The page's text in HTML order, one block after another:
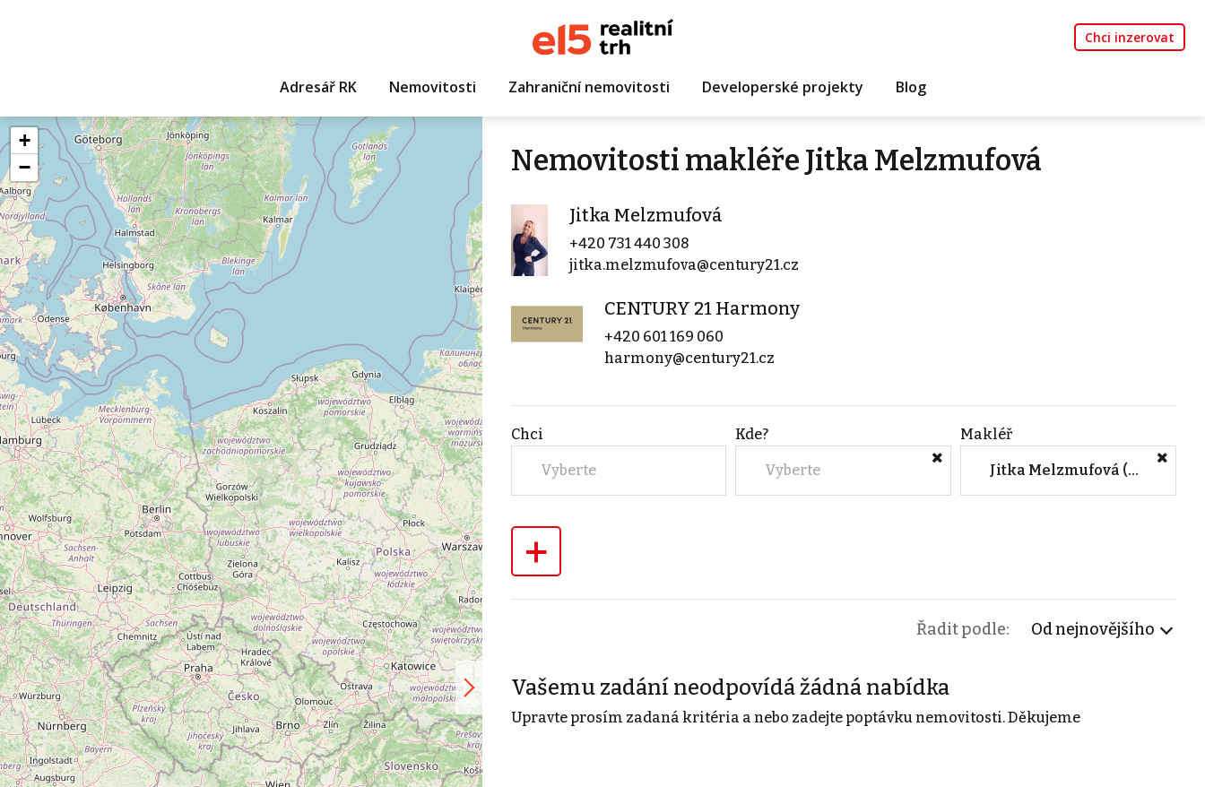
Chci inzerovat
Adresář RK Nemovitosti Zahraniční nemovitosti Developerské projekty Blog
+
−
Nemovitosti makléře Jitka Melzmufová
Jitka Melzmufová
+420 731 440 308
jitka.melzmufova@century21.cz
CENTURY 21 Harmony
+420 601 169 060
harmony@century21.cz
Chci
Vyberte
Kde?
Vyberte
Makléř
Jitka Melzmufová (CENTURY 21 Harmony)
+
Řadit podle: Od nejnovějšího
Vašemu zadání neodpovídá žádná nabídka
Upravte prosím zadaná kritéria a nebo zadejte poptávku nemovitosti. Děkujeme